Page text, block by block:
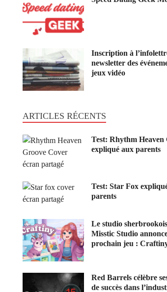
Inscription à
newsletter des
jeux vidéo
ARTICLES RÉCENTS
Test: Rhythm Heaven
expliqué aux parents
Test: Star Fox
parents
Le studio sherbrookois
Misstic Studio
prochain jeu :
Red Barrels célèbre
de succès dans